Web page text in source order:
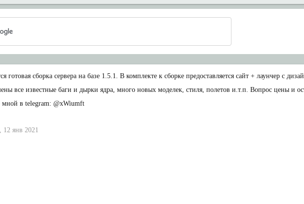
готовая сборка сервера на базе 1.5.1. В комплекте к сборке предоставляется сайт + лаунчер с
все известные баги и дырки ядра, много новых моделек, стиля, полетов и.т.п. Вопрос цены и
мной в telegram: @xWiumft
, 12 янв 2021